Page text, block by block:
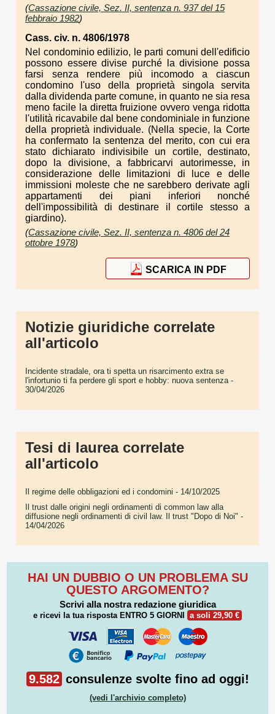
(Cassazione civile, Sez. II, sentenza n. 937 del 15
febbraio 1982)
Cass. civ. n. 4806/1978
Nel condominio edilizio, le parti comuni dell'edificio
possono essere divise purché la divisione possa
farsi senza rendere più incomodo a ciascun
condomino l'uso della proprietà singola servita
dalla dividenda parte comune, in quanto ne sia resa
meno facile la diretta fruizione ovvero venga ridotta
l'utilità ricavabile dal bene condominiale in funzione
della proprietà individuale. (Nella specie, la Corte
ha confermato la sentenza del merito, con cui era
stato dichiarato indivisibile un cortile, destinato,
dopo la divisione, a fabbricarvi autorimesse, in
considerazione delle limitazioni di luce e delle
immissioni moleste che ne sarebbero derivate agli
appartamenti dei piani inferiori nonché
dell'impossibilità di destinare il cortile stesso a
giardino).
(Cassazione civile, Sez. II, sentenza n. 4806 del 24
ottobre 1978)
SCARICA IN PDF
Notizie giuridiche correlate
all'articolo
Incidente stradale, ora ti spetta un risarcimento extra se
l'infortunio ti fa perdere gli sport e hobby: nuova sentenza-
30/04/2026
Tesi di laurea correlate
all'articolo
Il regime delle obbligazioni ed i condomini - 14/10/2025
Il trust dalle origini negli ordinamenti di common law alla
diffusione negli ordinamenti di civil law. Il trust "Dopo di Noi" -
14/04/2026
HAI UN DUBBIO O UN PROBLEMA SU
QUESTO ARGOMENTO?
Scrivi alla nostra redazione giuridica
e ricevi la tua risposta ENTRO 5 GIORNI a soli 29,90 €
9.582 consulenze svolte fino ad oggi!
(vedi l'archivio completo)